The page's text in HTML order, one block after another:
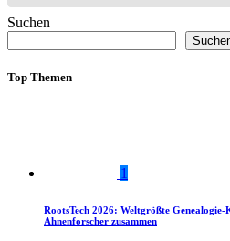
Suchen
Top Themen
1
RootsTech 2026: Weltgrößte
Ahnenforscher zusammen